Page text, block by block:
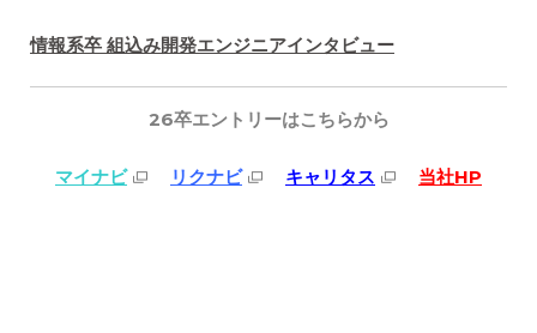
情報系卒 組込み開発エンジニアインタビュー
26卒エントリーはこちらから
マイナビ リクナビ キャリタス 当社HP